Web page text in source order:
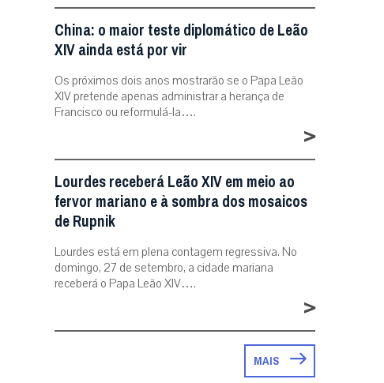
China: o maior teste diplomático de Leão
XIV ainda está por vir
Os próximos dois anos mostrarão se o Papa Leão
XIV pretende apenas administrar a herança de
Francisco ou reformulá-la….
>
Lourdes receberá Leão XIV em meio ao
fervor mariano e à sombra dos mosaicos
de Rupnik
Lourdes está em plena contagem regressiva. No
domingo, 27 de setembro, a cidade mariana
receberá o Papa Leão XIV….
>
MAIS